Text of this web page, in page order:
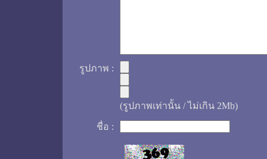
รูปภาพ :
(รูปภาพเท่านั้น / ไม่เกิน 2Mb)
ชื่อ :